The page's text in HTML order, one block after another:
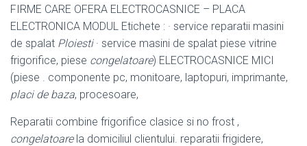
FIRME CARE OFERA ELECTROCASNICE – PLACA
ELECTRONICA MODUL Etichete : · service reparatii masini
de spalat Ploiesti· service masini de spalat piese vitrine
frigorifice, piese congelatoare) ELECTROCASNICE MICI
(piese . componente pc, monitoare, laptopuri, imprimante,
placi de baza, procesoare,
Reparatii combine frigorifice clasice si no frost ,
congelatoarela domiciliul clientului. reparatii frigidere,